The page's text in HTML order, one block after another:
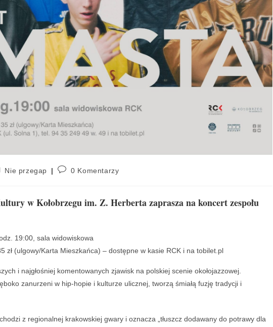
Nie przegap 0 Komentarzy
w Kołobrzegu im. Z. Herberta zaprasza na koncert zespołu
19:00, sala widowiskowa
zł (ulgowy/Karta Mieszkańca) – dostępne w kasie RCK i na tobilet.pl
i najgłośniej komentowanych zjawisk na polskiej scenie okołojazzowej.
zanurzeni w hip-hopie i kulturze ulicznej, tworzą śmiałą fuzję tradycji i
z regionalnej krakowskiej gwary i oznacza „tłuszcz dodawany do potrawy dla